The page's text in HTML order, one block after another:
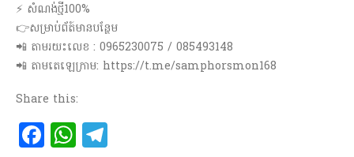
⚡️ សំណង់ថ្មី100%
👉សម្រាប់ព័ត៍មានបន្ថែម
📲 តាមរយះលេខ : 0965230075 / 085493148
📲 តាមតេឡេក្រាម: https://t.me/samphorsmon168
Share this:
Facebook
WhatsApp